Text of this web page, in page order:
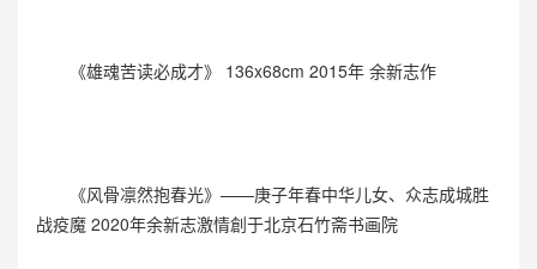
《雄魂苦读必成才》 136x68cm 2015年 余新志作
《风骨凛然抱春光》——庚子年春中华儿女、众志成城胜
战疫魔 2020年余新志激情創于北京石竹斋书画院